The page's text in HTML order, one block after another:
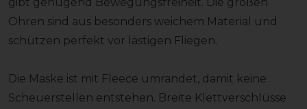
Ohren sind aus besonders weichem Material und
schützen perfekt vor lästigen Fliegen.
Die Maske ist mit Fleece umrandet, damit keine
Scheuerstellen entstehen. Breite Klettverschlüsse